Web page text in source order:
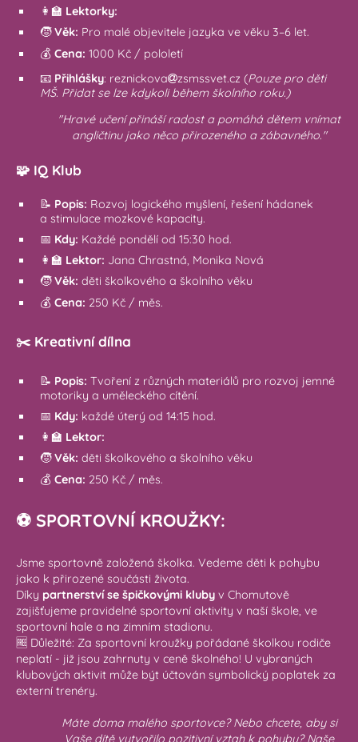
👩‍🏫 Lektorky:
🧒Věk: Pro malé objevitele jazyka ve věku 3–6 let.
💰 Cena: 1000 Kč / pololetí
📧 Přihlášky: reznickova zsmssvet.cz (Pouze pro děti
MŠ. Přidat se lze kdykoli během školního roku.)
"Hravé učení přináší radost a pomáhá dětem vnímat
angličtinu jako něco přirozeného a zábavného."
🧩 IQ Klub
📝 Popis: Rozvoj logického myšlení, řešení hádanek
a stimulace mozkové kapacity.
📅 Kdy: Každé pondělí od 15:30 hod.
👩‍🏫 Lektor: Jana Chrastná, Monika Nová
🧒Věk: děti školkového a školního věku
💰 Cena: 250 Kč / měs.
✂️ Kreativní dílna
📝 Popis: Tvoření z různých materiálů pro rozvoj jemné
motoriky a uměleckého cítění.
📅 Kdy: každé úterý od 14:15 hod.
👩‍🏫 Lektor:
🧒Věk: děti školkového a školního věku
💰 Cena: 250 Kč / měs.
⚽ SPORTOVNÍ KROUŽKY:
Jsme sportovně založená školka. Vedeme děti k pohybu
jako k přirozené součásti života.
Díky partnerství se špičkovými kluby v Chomutově
zajišťujeme pravidelné sportovní aktivity v naší škole, ve
sportovní hale a na zimním stadionu.
🆓 Důležité: Za sportovní kroužky pořádané školkou rodiče
neplatí - již jsou zahrnuty v ceně školného! U vybraných
klubových aktivit může být účtován symbolický poplatek za
externí trenéry.
Máte doma malého sportovce? Nebo chcete, aby si
Vaše dítě vytvořilo pozitivní vztah k pohybu? Naše